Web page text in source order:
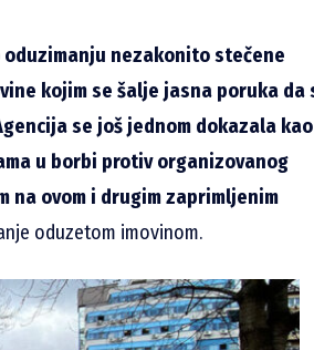
nezakonito stečene
kojim se šalje jasna poruka da
se još jednom dokazala kao
u borbi protiv organizovanog
na ovom i drugim zaprimljenim
oduzetom imovinom.